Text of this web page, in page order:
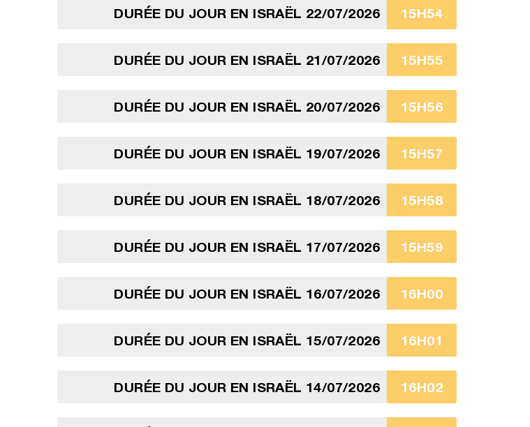
DURÉE DU JOUR EN ISRAËL 22/07/2026 15H54
DURÉE DU JOUR EN ISRAËL 21/07/2026 15H55
DURÉE DU JOUR EN ISRAËL 20/07/2026 15H56
DURÉE DU JOUR EN ISRAËL 19/07/2026 15H57
DURÉE DU JOUR EN ISRAËL 18/07/2026 15H58
DURÉE DU JOUR EN ISRAËL 17/07/2026 15H59
DURÉE DU JOUR EN ISRAËL 16/07/2026 16H00
DURÉE DU JOUR EN ISRAËL 15/07/2026 16H01
DURÉE DU JOUR EN ISRAËL 14/07/2026 16H02